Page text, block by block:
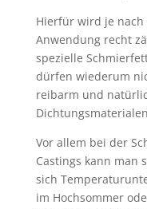
Hierfür wird je
Anwendung recht
spezielle
dürfen wiederum
reibarm und
Vor allem bei der
Castings kann man
sich
im Hochsommer